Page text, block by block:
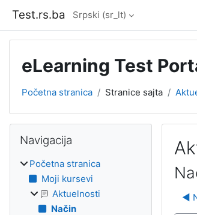
Test.rs.ba Srpski ‎(sr_lt)‎
eLearning Test
Početna stranica Stranice sajta
◀︎
Blokovi
Navigacija
Početna stranica
Moji kursevi
Aktuelnosti
Način